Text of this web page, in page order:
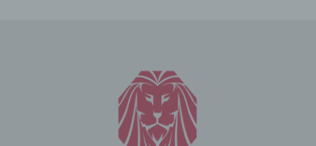
an den für die Verarbeitung Verantwortlichen
übermittelten personenbezogenen Daten werden für
Zwecke der Bearbeitung oder der Kontaktaufnahme zur
betroffenen Person gespeichert. Es erfolgt keine
Weitergabe dieser personenbezogenen Daten an Dritte.